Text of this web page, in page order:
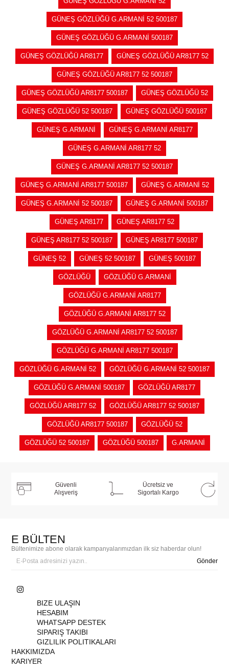
GÜNEŞ GÖZLÜĞÜ G.ARMANİ 52 500187
GÜNEŞ GÖZLÜĞÜ G.ARMANİ 500187
GÜNEŞ GÖZLÜĞÜ AR8177 GÜNEŞ GÖZLÜĞÜ AR8177 52
GÜNEŞ GÖZLÜĞÜ AR8177 52 500187
GÜNEŞ GÖZLÜĞÜ AR8177 500187 GÜNEŞ GÖZLÜĞÜ 52
GÜNEŞ GÖZLÜĞÜ 52 500187 GÜNEŞ GÖZLÜĞÜ 500187
GÜNEŞ G.ARMANİ GÜNEŞ G.ARMANİ AR8177
GÜNEŞ G.ARMANİ AR8177 52
GÜNEŞ G.ARMANİ AR8177 52 500187
GÜNEŞ G.ARMANİ AR8177 500187 GÜNEŞ G.ARMANİ 52
GÜNEŞ G.ARMANİ 52 500187 GÜNEŞ G.ARMANİ 500187
GÜNEŞ AR8177 GÜNEŞ AR8177 52
GÜNEŞ AR8177 52 500187 GÜNEŞ AR8177 500187
GÜNEŞ 52 GÜNEŞ 52 500187 GÜNEŞ 500187
GÖZLÜĞÜ GÖZLÜĞÜ G.ARMANİ
GÖZLÜĞÜ G.ARMANİ AR8177
GÖZLÜĞÜ G.ARMANİ AR8177 52
GÖZLÜĞÜ G.ARMANİ AR8177 52 500187
GÖZLÜĞÜ G.ARMANİ AR8177 500187
GÖZLÜĞÜ G.ARMANİ 52 GÖZLÜĞÜ G.ARMANİ 52 500187
GÖZLÜĞÜ G.ARMANİ 500187 GÖZLÜĞÜ AR8177
GÖZLÜĞÜ AR8177 52 GÖZLÜĞÜ AR8177 52 500187
GÖZLÜĞÜ AR8177 500187 GÖZLÜĞÜ 52
GÖZLÜĞÜ 52 500187 GÖZLÜĞÜ 500187 G.ARMANİ
Güvenli
Alışveriş
Ücretsiz ve
Sigortalı Kargo
E BÜLTEN
Bültenimize abone olarak kampanyalarımızdan ilk siz haberdar olun!
Gönder
BIZE ULAŞIN
HESABIM
WHATSAPP DESTEK
SIPARIŞ TAKIBI
GIZLILIK POLITIKALARI
HAKKIMIZDA
KARIYER